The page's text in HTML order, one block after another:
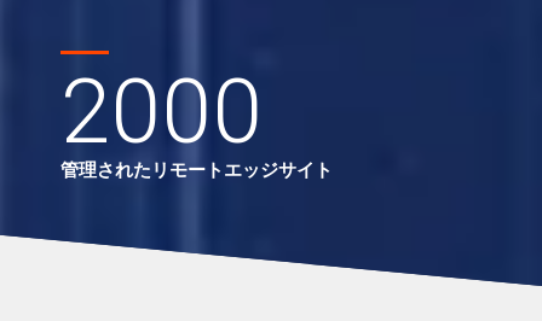
2000
管理されたリモートエッジサイト